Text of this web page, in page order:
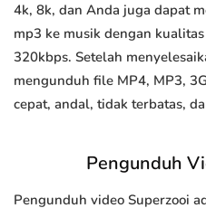
4k, 8k, dan Anda juga dapat
mp3 ke musik dengan
320kbps. Setelah
mengunduh file MP4, MP3,
cepat, andal, tidak terbatas,
Pengunduh
Pengunduh video Superzooi